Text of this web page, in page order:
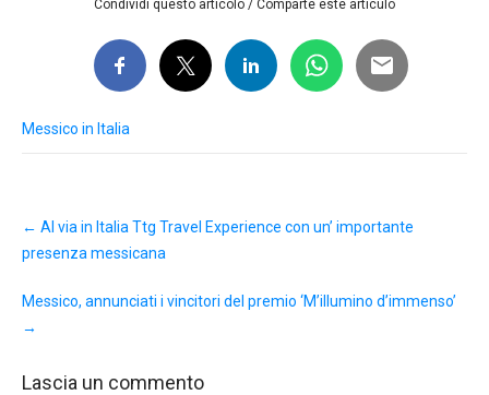
Condividi questo articolo / Comparte este artículo
Messico in Italia
navigation
← Al via in Italia Ttg Travel Experience con un’ importante
presenza messicana
Messico, annunciati i vincitori del premio ‘M’illumino d’immenso’
→
Lascia un commento